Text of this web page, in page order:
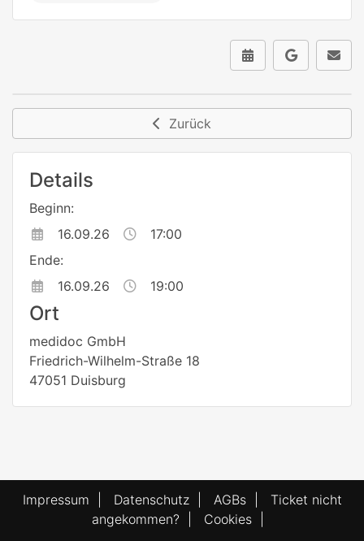
Zurück
Details
Beginn:
16.09.26
17:00
Ende:
16.09.26
19:00
Ort
medidoc GmbH
Friedrich-Wilhelm-Straße 18
47051 Duisburg
Impressum Datenschutz| AGBs| Ticket nicht
angekommen?
Cookies